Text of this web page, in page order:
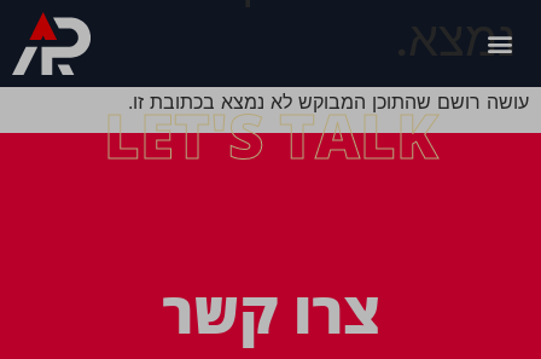
נמצא.
עושה רושם שהתוכן המבוקש לא נמצא בכתובת זו.
LET'S TALK
צרו קשר